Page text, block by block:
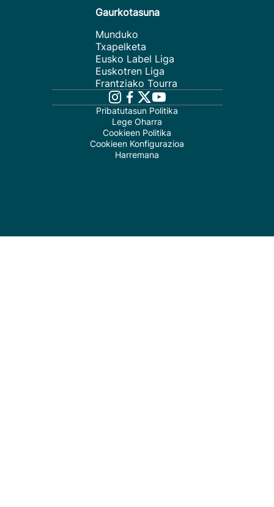
Gaurkotasuna
Munduko
Txapelketa
Eusko Label Liga
Euskotren Liga
Frantziako Tourra
Pribatutasun Politika
Lege Oharra
Cookieen Politika
Cookieen Konfigurazioa
Harremana